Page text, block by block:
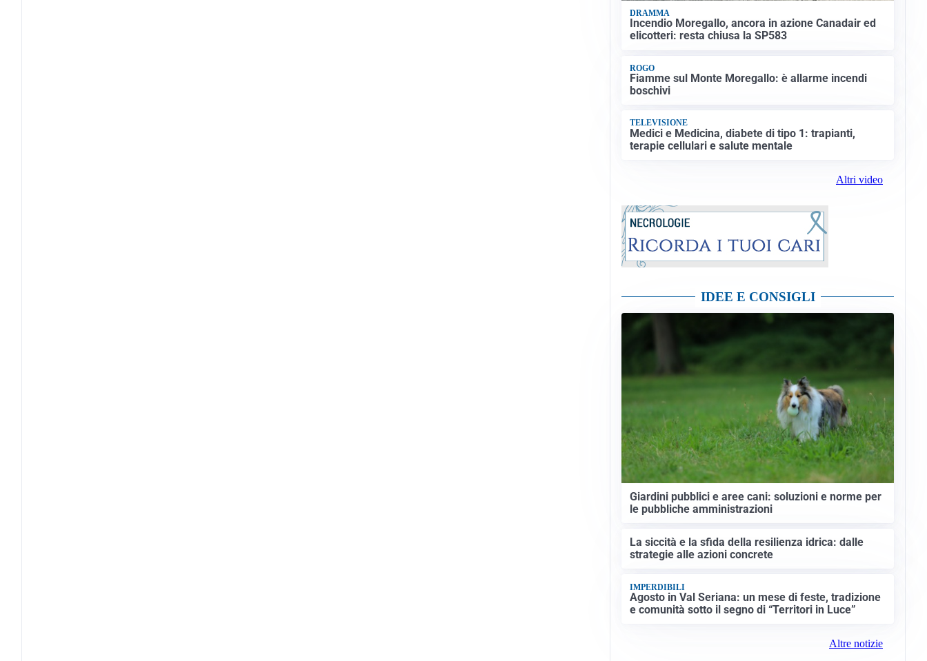
DRAMMA
Incendio Moregallo, ancora in azione Canadair ed
elicotteri: resta chiusa la SP583
ROGO
Fiamme sul Monte Moregallo: è allarme incendi
boschivi
TELEVISIONE
Medici e Medicina, diabete di tipo 1: trapianti,
terapie cellulari e salute mentale
Altri video
IDEE E CONSIGLI
Giardini pubblici e aree cani: soluzioni e norme per
le pubbliche amministrazioni
La siccità e la sfida della resilienza idrica: dalle
strategie alle azioni concrete
IMPERDIBILI
Agosto in Val Seriana: un mese di feste, tradizione
e comunità sotto il segno di “Territori in Luce”
Altre notizie